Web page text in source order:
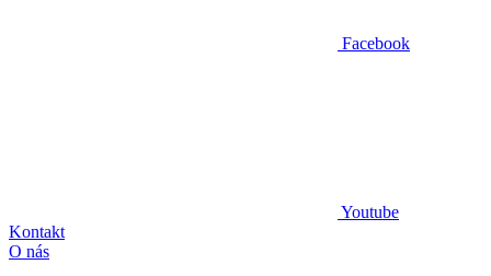
Facebook
Youtube
Kontakt
O nás